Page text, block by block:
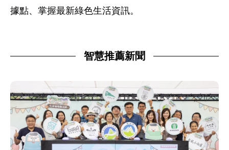
據點、掌握最新綠色生活資訊。
智慧推薦新聞